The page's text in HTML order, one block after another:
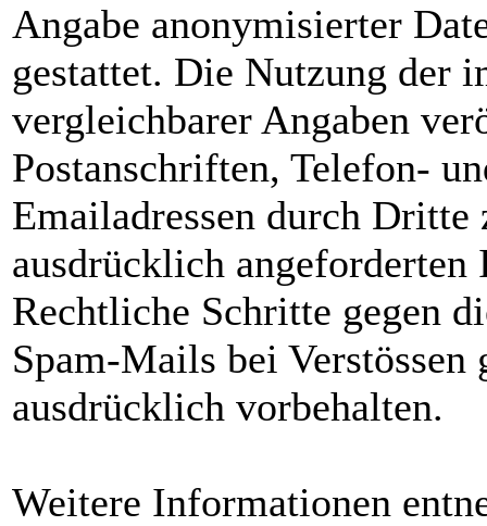
Angabe anonymisierter
gestattet. Die Nutzung der
vergleichbarer Angaben
Postanschriften, Telefon-
Emailadressen durch
ausdrücklich
Rechtliche Schritte gegen
Spam-Mails bei Verstössen
ausdrücklich vorbehalten.
Weitere Informationen